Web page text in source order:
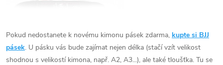
Pokud nedostanete k novému kimonu pásek zdarma, kupte si BJJ
pásek. U pásku vás bude zajímat nejen délka (stačí vzít velikost
shodnou s velikostí kimona, např. A2, A3...), ale také tloušťka. Tu se